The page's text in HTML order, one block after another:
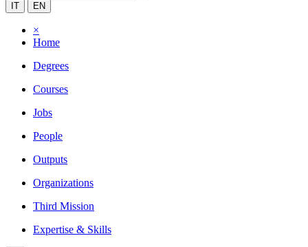
IT EN
×
Home
Degrees
Courses
Jobs
People
Outputs
Organizations
Third Mission
Expertise & Skills